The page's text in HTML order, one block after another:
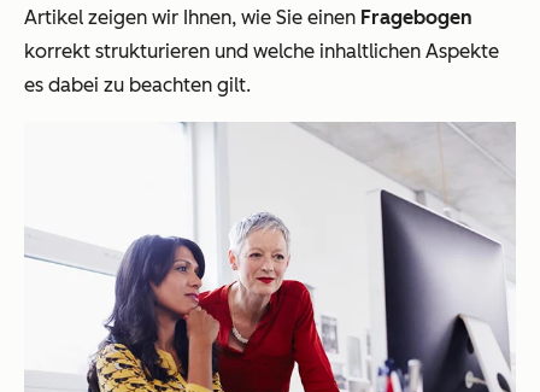
Artikel zeigen wir Ihnen, wie Sie einen Fragebogen
korrekt strukturieren und welche inhaltlichen Aspekte
es dabei zu beachten gilt.